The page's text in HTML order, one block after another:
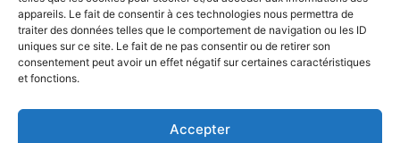
appareils. Le fait de consentir à ces technologies nous permettra de
traiter des données telles que le comportement de navigation ou les ID
uniques sur ce site. Le fait de ne pas consentir ou de retirer son
consentement peut avoir un effet négatif sur certaines caractéristiques
et fonctions.
Accepter
← 1 2 3 4 5 6 … 14
15 16 →